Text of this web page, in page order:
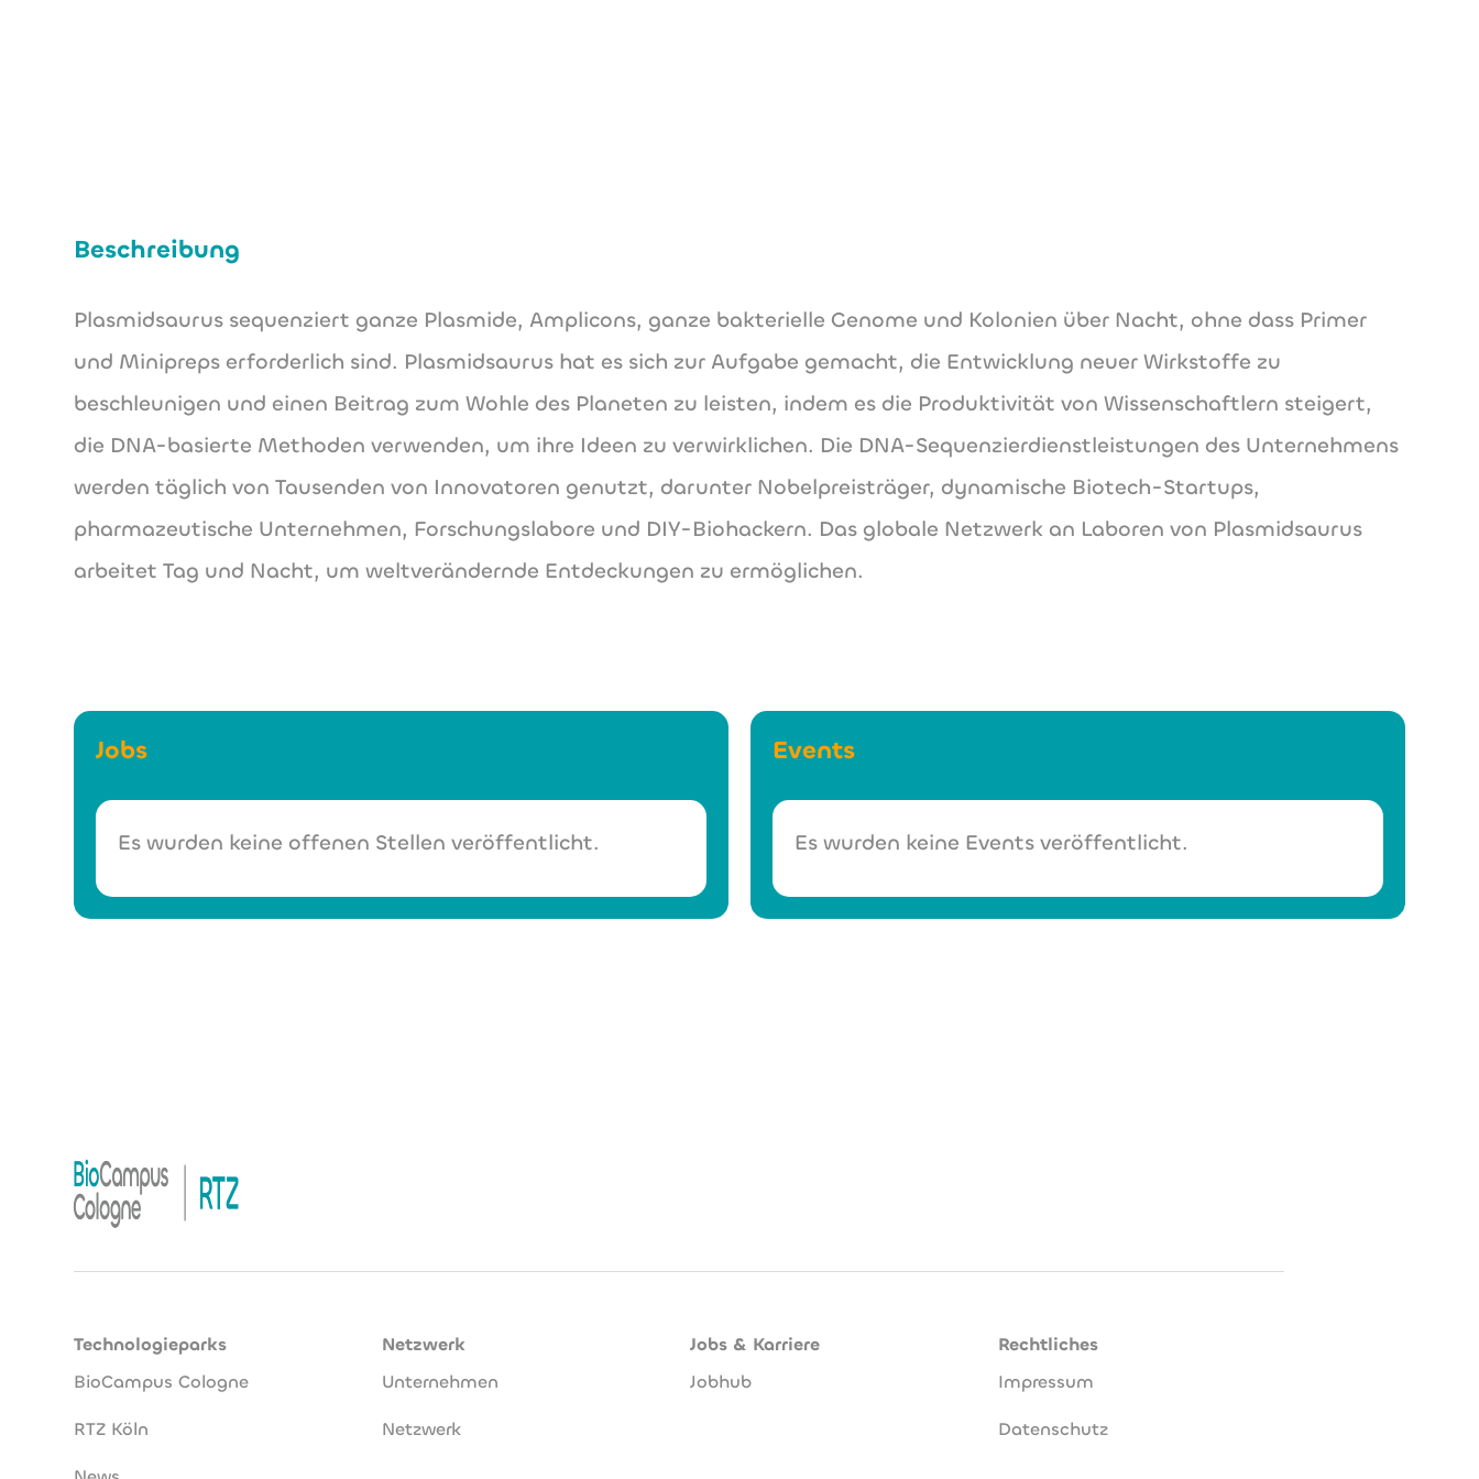
Beschreibung
Plasmidsaurus sequenziert ganze Plasmide, Amplicons, ganze bakterielle Genome und Kolonien über Nacht, ohne dass Primer
und Minipreps erforderlich sind. Plasmidsaurus hat es sich zur Aufgabe gemacht, die Entwicklung neuer Wirkstoffe zu
beschleunigen und einen Beitrag zum Wohle des Planeten zu leisten, indem es die Produktivität von Wissenschaftlern steigert,
die DNA-basierte Methoden verwenden, um ihre Ideen zu verwirklichen. Die DNA-Sequenzierdienstleistungen des Unternehmens
werden täglich von Tausenden von Innovatoren genutzt, darunter Nobelpreisträger, dynamische Biotech-Startups,
pharmazeutische Unternehmen, Forschungslabore und DIY-Biohackern. Das globale Netzwerk an Laboren von Plasmidsaurus
arbeitet Tag und Nacht, um weltverändernde Entdeckungen zu ermöglichen.
Jobs
Es wurden keine offenen Stellen veröffentlicht.
Events
Es wurden keine Events veröffentlicht.
Technologieparks
BioCampus Cologne
RTZ Köln
Netzwerk
Unternehmen
Netzwerk
Jobs & Karriere
Jobhub
Rechtliches
Impressum
Datenschutz